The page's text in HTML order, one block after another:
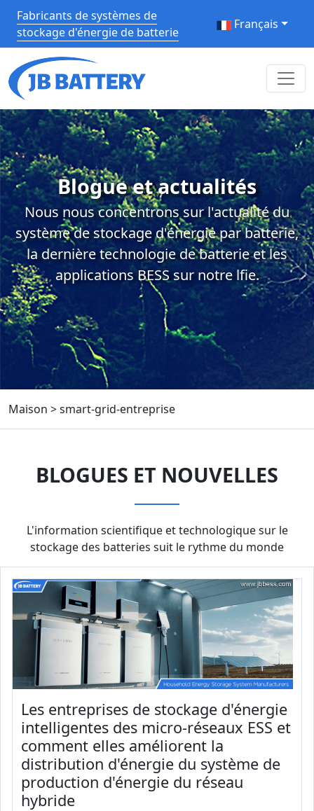
Fabricants de systèmes de
stockage d'énergie de batterie
Français
Blogue et actualités
Nous nous concentrons sur l'actualité du
système de stockage d'énergie par batterie,
la dernière technologie de batterie et les
applications BESS sur notre lfie.
Maison >smart-grid-entreprise
BLOGUES ET NOUVELLES
L'information scientifique et technologique sur le
stockage des batteries suit le rythme du monde
Les entreprises de stockage d'énergie
intelligentes des micro-réseaux ESS et
comment elles améliorent la
distribution d'énergie du système de
production d'énergie du réseau
hybride